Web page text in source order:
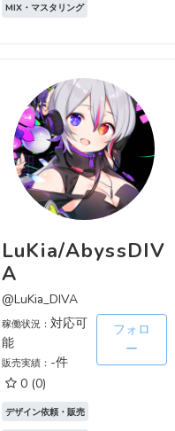
MIX・マスタリング
LuKia/AbyssDIV
A
@LuKia_DIVA
稼働状況： 対応可
能
販売実績： -件
0 (0)
フォロ
ー
デザイン依頼・販売